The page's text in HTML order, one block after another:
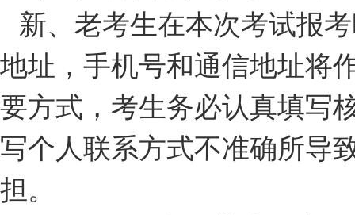
新、老考生在本次考试报
地址，手机号和通信地址将
要方式，考生务必认真填写
写个人联系方式不准确所导
担。